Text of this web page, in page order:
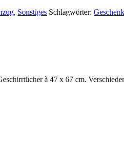
, Sonstiges Schlagwörter: Geschenk
à 47 x 67 cm.